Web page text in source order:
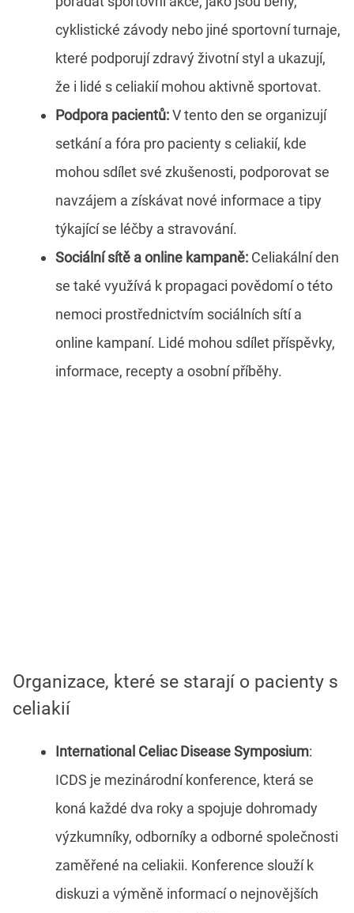
cyklistické závody nebo jiné sportovní turnaje,
které podporují zdravý životní styl a ukazují,
že i lidé s celiakií mohou aktivně sportovat.
Podpora pacientů:V tento den se organizují
setkání a fóra pro pacienty s celiakií, kde
mohou sdílet své zkušenosti, podporovat se
navzájem a získávat nové informace a tipy
týkající se léčby a stravování.
Sociálnísítě a online kampaně: Celiakální den
se také využívá k propagaci povědomí o této
nemoci prostřednictvím sociálních sítí a
online kampaní. Lidé mohou sdílet příspěvky,
informace, recepty a osobní příběhy.
Organizace, které se starají o pacienty s
celiakií
International Celiac Disease Symposium:
ICDS je mezinárodní konference, která se
koná každé dva roky a spojuje dohromady
výzkumníky, odborníky a odborné společnosti
zaměřené na celiakii. Konference slouží k
diskuzi a výměně informací o nejnovějších